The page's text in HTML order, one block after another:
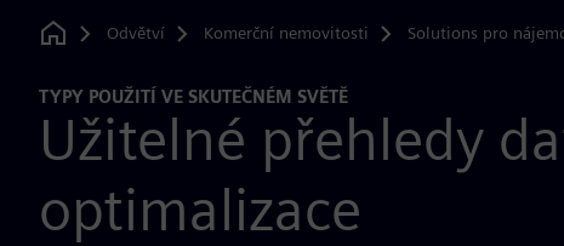
Home
Odvětví Komerční nemovitosti Solutions pro
TYPY POUŽITÍ VE SKUTEČNÉM SVĚTĚ
Užitelné přehledy
optimalizace